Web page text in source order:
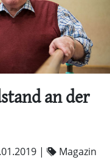
an der
| Magazin